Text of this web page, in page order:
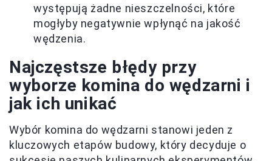
występują żadne nieszczelności, które
mogłyby negatywnie wpłynąć na jakość
wędzenia.
Najczęstsze błędy przy
wyborze komina do wędzarni i
jak ich unikać
Wybór komina do wędzarni stanowi jeden z
kluczowych etapów budowy, który decyduje o